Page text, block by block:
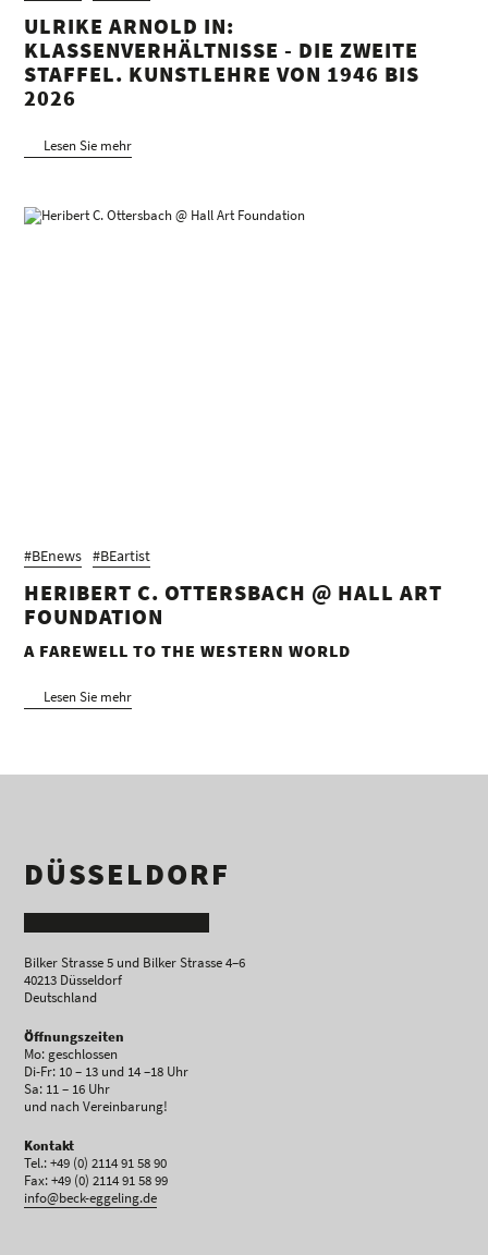
ULRIKE ARNOLD IN:
KLASSENVERHÄLTNISSE - DIE ZWEITE
STAFFEL. KUNSTLEHRE VON 1946 BIS
2026
Lesen Sie mehr
#BEnews #BEartist
HERIBERT C. OTTERSBACH @ HALL ART
FOUNDATION
A FAREWELL TO THE WESTERN WORLD
Lesen Sie mehr
DÜSSELDORF
Bilker Strasse 5 und Bilker Strasse 4–6
40213 Düsseldorf
Deutschland
Öffnungszeiten
Mo: geschlossen
Di-Fr: 10 – 13 und 14 –18 Uhr
Sa: 11 – 16 Uhr
und nach Vereinbarung!
Kontakt
Tel.: +49 (0) 2114 91 58 90
Fax: +49 (0) 2114 91 58 99
info@beck-eggeling.de